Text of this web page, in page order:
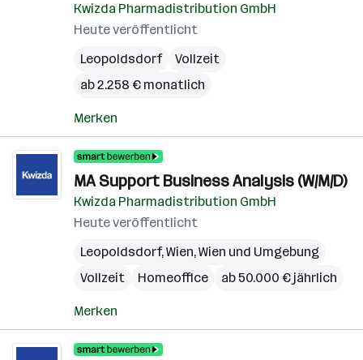
Kwizda Pharmadistribution GmbH
Heute veröffentlicht
Leopoldsdorf
Vollzeit
ab 2.258 € monatlich
Merken
MA Support Business Analysis (W/M/D)
Kwizda Pharmadistribution GmbH
Heute veröffentlicht
Leopoldsdorf,Wien,Wien und Umgebung
Vollzeit
Homeoffice ab 50.000 € jährlich
Merken